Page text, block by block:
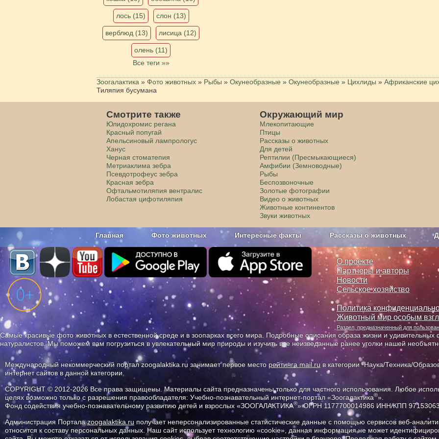
лось (15) слон (13)
верблюд (13) лисица (12)
олень (11)
Все теги »»
Зоогалактика » Фото животных » Рыбы » Окунеобразные » Окунеобразные » Цихлиды » Африканские
Тиляпия бусумана
Смотрите также
Юлидохромис регана
Красный попугай
Апельсиновый лампрологус
Ханус
Черная стоматепия
Метриаклима зебра
Псевдотрофеус зебра
Красная зебра
Офтальмотиляпия вентралис
Лобастая цифотиляпия
Окружающий мир
Млекопитающие
Птицы
Рассказы о животных
Для детей
Рептилии (Пресмыкающиеся)
Амфибии (Земноводные)
Рыбы
Беспозвоночные
Золотые фотографии
Видео о животных
Животные континентов
Звуки животных
Главная Фото животных Интересные факты Рассказы о животных
Наши приложения. Бесплатно и без рекламы О проекте
О проекте
Партнеры и авторы
Новости
Сельское хозяйство
Политика
Животный мир особым
Раздел, предназначенный для
Самые красивые фото животных в естественной среде и в зоопарках всего мира. Подробные описания образа жизни и
натуралистов. Мы поможем вам погрузиться в увлекательный мир природы и изучить все неизведанные ранее уголки нашей
Международный некоммерческий портал zoogalaktika.ru занимает первое место рейтинга mail.ru в категории "Наука/Техника/
интернет сайтов в данной категории.
COPYRIGHT © 2012-2026 Все права защищены. Материалы сайта предназначены только для частного использования. Любое
целях возможно только с разрешения правообладателя: Учебно-познавательный интернет-портал «Зоогалактика®».
Фонд содействия учебно-познавательному развитию детей и взрослых «ЗООГАЛАКТИКА®» ОГРН 1177700014986 ИНН/КПП
Администрация Порталаzoogalaktika.ru получает неперсонализированные статистические данные с помощью сервисов веб-
относится к составу персональных данных. Наш сайт использует технологию «cookie», данная информация не может